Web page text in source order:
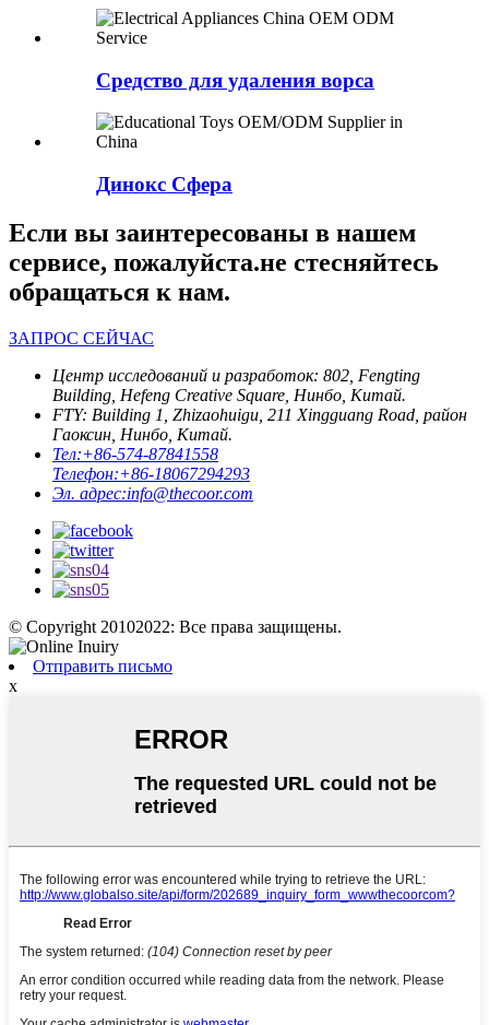
Средство для удаления ворса
Динокс Сфера
Если вы заинтересованы в нашем
сервисе, пожалуйста.не стесняйтесь
обращаться к нам.
ЗАПРОС СЕЙЧАС
Центр исследований и разработок: 802, Fengting
Building, Hefeng Creative Square, Нинбо, Китай.
FTY: Building 1, Zhizaohuigu, 211 Xingguang Road, район
Гаоксин, Нинбо, Китай.
Тел:+86-574-87841558
Телефон:+86-18067294293
Эл. адрес:info@thecoor.com
© Copyright 20102022: Все права защищены.
Отправить письмо
x